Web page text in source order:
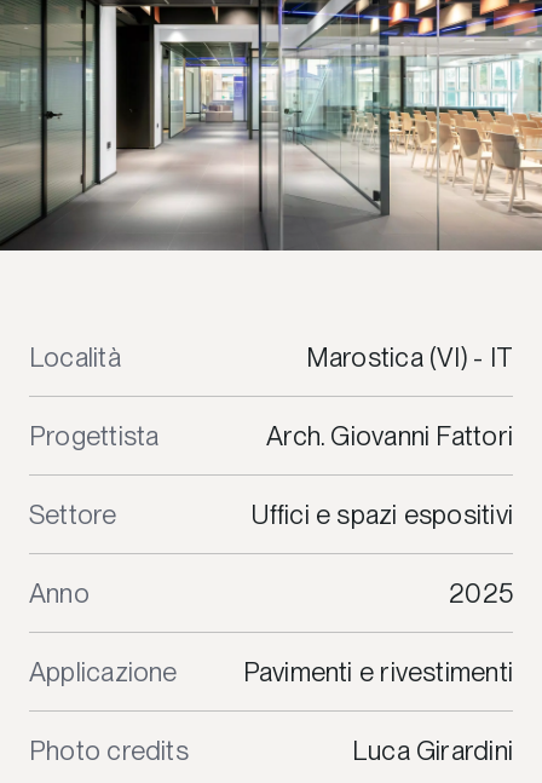
Località Marostica (VI) - IT
Progettista Arch. Giovanni Fattori
Settore Uffici e spazi espositivi
Anno 2025
Applicazione Pavimenti e rivestimenti
Photo credits Luca Girardini